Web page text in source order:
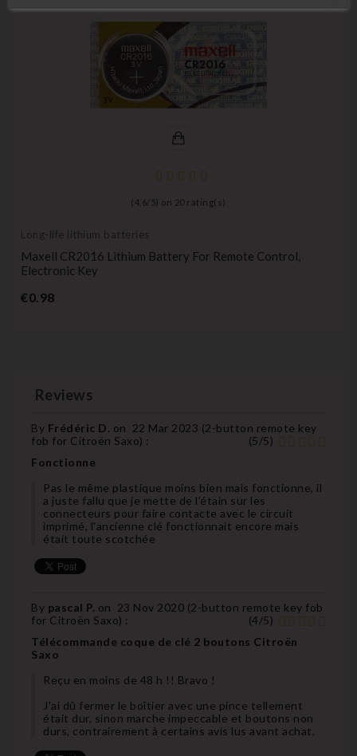
( 4,6/ 5) on 20rating(s)
Long-life lithium batteries
Maxell CR2016 Lithium Battery For Remote Control,
Electronic Key
€0.98Price
Reviews
By Frédéric D. on 22 Mar 2023 (2-button remote key
fob for Citroën Saxo) : (5/5)
Fonctionne
Pas le même plastique moins bien mais fonctionne, il
a juste fallu que je mette de l'étain sur les
connecteurs pour faire contacte avec le circuit
imprimé, l'ancienne clé fonctionnait encore mais
était toute scotchée
By pascal P. on 23 Nov 2020 (2-button remote key fob
for Citroën Saxo) : (4/5)
Télécommande coque de clé 2 boutons Citroën
Saxo
Reçu en moins de 48 h !! Bravo !
J'ai dû fermer le boîtier avec une pince tellement
était dur, sinon marche impeccable et boutons non
durs, contrairement à certains avis lus avant achat.